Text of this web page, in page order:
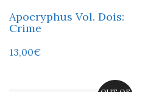
Apocryphus Vol. Dois:
Crime
13,00€